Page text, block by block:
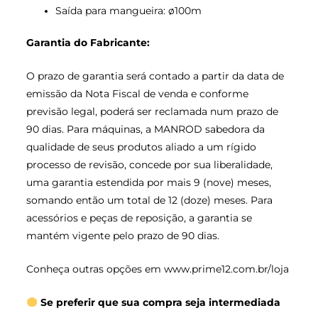
Saída para mangueira: ø100m
Garantia do Fabricante:
O prazo de garantia será contado a partir da data de
emissão da Nota Fiscal de venda e conforme
previsão legal, poderá ser reclamada num prazo de
90 dias. Para máquinas, a MANROD sabedora da
qualidade de seus produtos aliado a um rígido
processo de revisão, concede por sua liberalidade,
uma garantia estendida por mais 9 (nove) meses,
somando então um total de 12 (doze) meses. Para
acessórios e peças de reposição, a garantia se
mantém vigente pelo prazo de 90 dias.
Conheça outras opções em www.prime12.com.br/loja
Se preferir que sua compra seja intermediada